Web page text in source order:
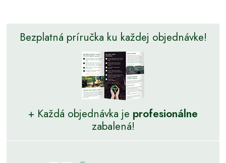
Bezplatná príručka ku každej objednávke!
+ Každá objednávka je profesionálne
zabalená!